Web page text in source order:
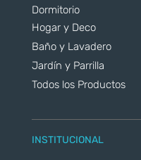
Dormitorio
Hogar y Deco
Baño y Lavadero
Jardín y Parrilla
Todos los Productos
INSTITUCIONAL